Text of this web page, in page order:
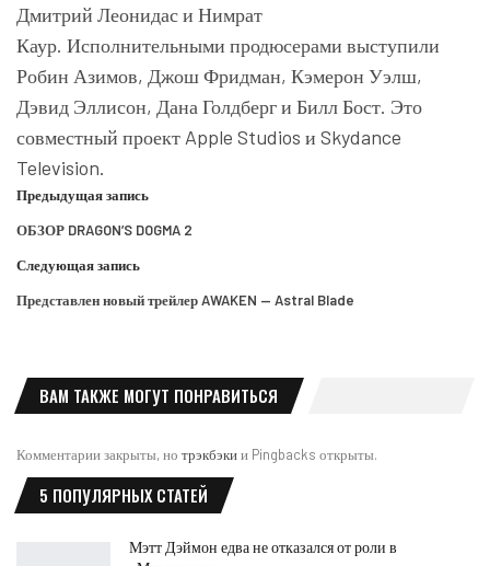
Дмитрий Леонидас и Нимрат
Каур. Исполнительными продюсерами выступили
Робин Азимов, Джош Фридман, Кэмерон Уэлш,
Дэвид Эллисон, Дана Голдберг и Билл Бост. Это
совместный проект Apple Studios и Skydance
Television.
Предыдущая запись
ОБЗОР DRAGON’S DOGMA 2
Следующая запись
Представлен новый трейлер AWAKEN — Astral Blade
ВАМ ТАКЖЕ МОГУТ ПОНРАВИТЬСЯ
Комментарии закрыты, но трэкбэкии Pingbacks открыты.
5 ПОПУЛЯРНЫХ СТАТЕЙ
Мэтт Дэймон едва не отказался от роли в